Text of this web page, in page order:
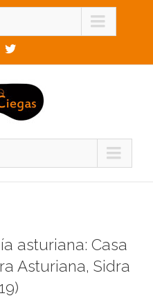
Twitter
asturiana: Casa
Asturiana, Sidra